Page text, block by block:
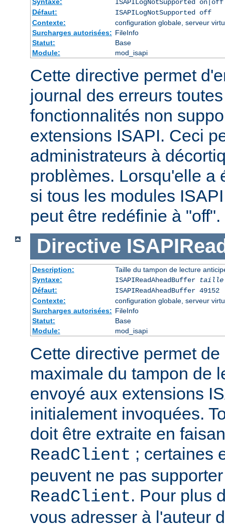
ISAPILogNotSupported on|off
Défaut:
ISAPILogNotSupported off
Contexte:
configuration globale, serveur
Surcharges autorisées: FileInfo
Statut:
Base
Module:
mod_isapi
Cette directive permet
journal des erreurs
fonctionnalités non
extensions ISAPI. Ceci
administrateurs à
problèmes. Lorsqu'elle a
si tous les modules
peut être redéfinie à "off".
Directive
Description:
Taille du tampon de lecture
Syntaxe:
ISAPIReadAheadBuffer
taille
Défaut:
ISAPIReadAheadBuffer 49152
Contexte:
configuration globale, serveur
Surcharges autorisées: FileInfo
Statut:
Base
Module:
mod_isapi
Cette directive permet
maximale du tampon de
envoyé aux extensions
initialement invoquées.
doit être extraite en
ReadClient ; certaines
peuvent ne pas
ReadClient. Pour plus
vous adresser à l'auteur